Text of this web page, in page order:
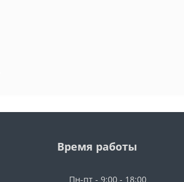
Время работы
Пн-пт - 9:00 - 18:00